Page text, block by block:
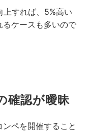
すれば、5%高い
ケースも多いので
確認が曖昧
ペを開催すること